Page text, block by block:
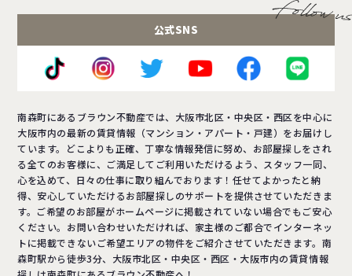
公式SNS
南森町にあるブラウン不動産では、大阪市北区・中央区・西区を中心に
大阪市内の最新の賃貸情報（マンション・アパート・戸建）をお届けし
ています。どこよりも正確、丁寧な情報発信に努め、お部屋探しをされ
る全てのお客様に、ご満足してご利用いただけるよう、スタッフ一同、
心を込めて、日々の仕事に取り組んでおります！任せてよかったと納
得、安心していただけるお部屋探しのサポートを提供させていただきま
す。ご希望のお部屋がホームページに掲載されていない場合でもご安心
ください。お問い合わせいただければ、家主様のご都合でインターネッ
トに掲載できないご希望エリアの物件をご紹介させていただきます。南
森町駅から徒歩3分、大阪市北区・中央区・西区・大阪市内の賃貸情報